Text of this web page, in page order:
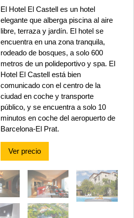
El Hotel El Castell es un hotel
elegante que alberga piscina al aire
libre, terraza y jardín. El hotel se
encuentra en una zona tranquila,
rodeado de bosques, a solo 600
metros de un polideportivo y spa. El
Hotel El Castell está bien
comunicado con el centro de la
ciudad en coche y transporte
público, y se encuentra a solo 10
minutos en coche del aeropuerto de
Barcelona-El Prat.
Ver precio